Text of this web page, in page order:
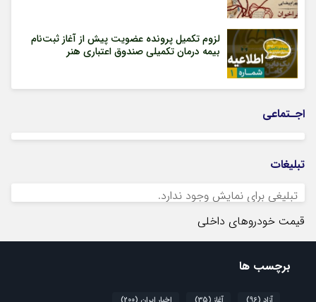
لزوم تکمیل پرونده عضویت پیش از آغاز ثبت‌نام
بیمه درمان تکمیلی صندوق اعتباری هنر
اجـتماعی
تبلیغات
تبلیغی برای نمایش وجود ندارد.
قیمت خودروهای داخلی
برچسب ها